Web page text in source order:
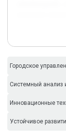
Городское
Системный анализ
Инновационные
Устойчивое